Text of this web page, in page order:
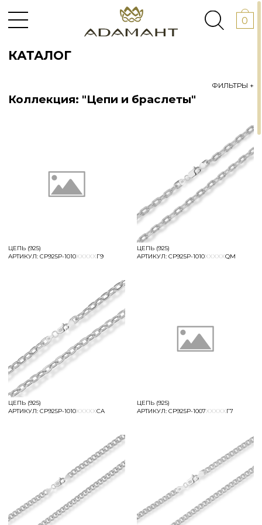
0
КАТАЛОГ
ФИЛЬТРЫ +
Коллекция: "Цепи и браслеты"
ЦЕПЬ (925)
АРТИКУЛ: СР925Р-1010XXXXXГ9
ЦЕПЬ (925)
АРТИКУЛ: СР925Р-1010XXXXXQM
ЦЕПЬ (925)
АРТИКУЛ: СР925Р-1010XXXXXCA
ЦЕПЬ (925)
АРТИКУЛ: СР925Р-1007XXXXXГ7